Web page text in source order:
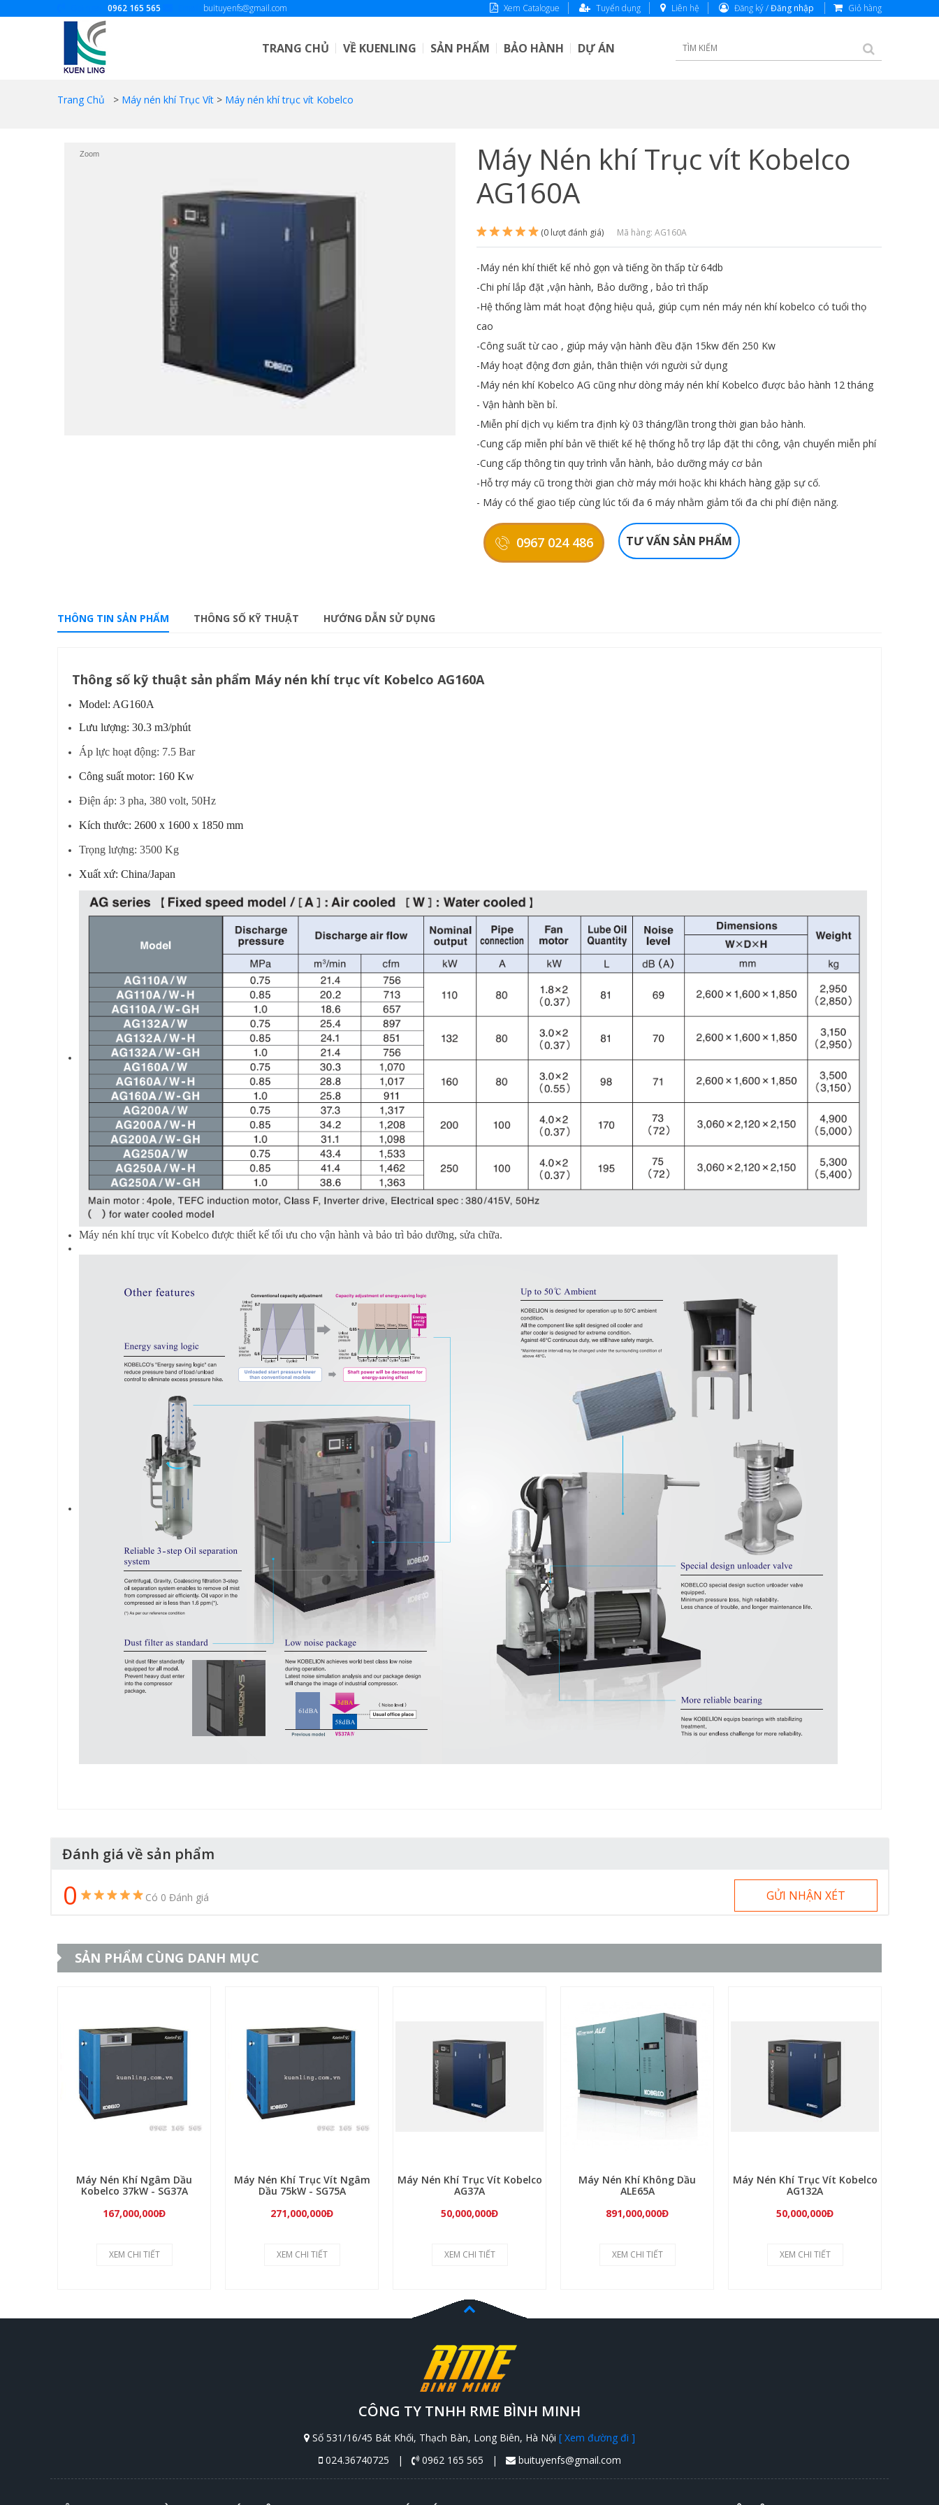
0962 165 565 buituyenfs@gmail.com Xem Catalogue Tuyển dụng Liên hệ Đăng ký /Đăng nhập Giỏ hàng
TRANG CHỦ VỀ KUENLING SẢN PHẨM BẢO HÀNH DỰ ÁN
Trang Chủ > Máy nén khí Trục Vít > Máy nén khí trục vít Kobelco
Zoom
Máy Nén khí Trục vít Kobelco
AG160A
(0 lượt đánh giá) Mã hàng: AG160A
-Máy nén khí thiết kế nhỏ gọn và tiếng ồn thấp từ 64db
-Chi phí lắp đặt ,vận hành, Bảo dưỡng , bảo trì thấp
-Hệ thống làm mát hoạt động hiệu quả, giúp cụm nén máy nén khí kobelco có tuổi thọ
cao
-Công suất từ cao , giúp máy vận hành đều đặn 15kw đến 250 Kw
-Máy hoạt động đơn giản, thân thiện với người sử dụng
-Máy nén khí Kobelco AG cũng như dòng máy nén khí Kobelco được bảo hành 12 tháng
- Vận hành bền bỉ.
-Miễn phí dịch vụ kiểm tra định kỳ 03 tháng/lần trong thời gian bảo hành.
-Cung cấp miễn phí bản vẽ thiết kế hệ thống hỗ trợ lắp đặt thi công, vận chuyển miễn phí
-Cung cấp thông tin quy trình vẫn hành, bảo dưỡng máy cơ bản
-Hỗ trợ máy cũ trong thời gian chờ máy mới hoặc khi khách hàng gặp sự cố.
- Máy có thể giao tiếp cùng lúc tối đa 6 máy nhằm giảm tối đa chi phí điện năng.
0967 024 486 TƯ VẤN SẢN PHẨM
THÔNG TIN SẢN PHẨM THÔNG SỐ KỸ THUẬT HƯỚNG DẪN SỬ DỤNG
Thông số kỹ thuật sản phẩm Máy nén khí trục vít Kobelco AG160A
Model: AG160A
Lưu lượng: 30.3 m3/phút
Áp lực hoạt động: 7.5 Bar
Công suất motor: 160 Kw
Điện áp: 3 pha, 380 volt, 50Hz
Kích thước: 2600 x 1600 x 1850 mm
Trọng lượng: 3500 Kg
Xuất xứ: China/Japan
Máy nén khí trục vít Kobelco được thiết kế tối ưu cho vận hành và bảo trì bảo dưỡng, sửa chữa.
Đánh giá về sản phẩm
0 Có 0 Đánh giá GỬI NHẬN XÉT
SẢN PHẨM CÙNG DANH MỤC
Máy Nén Khí Ngâm Dầu
Kobelco 37kW - SG37A
167,000,000Đ
XEM CHI TIẾT
Máy Nén Khí Trục Vít Ngâm
Dầu 75kW - SG75A
271,000,000Đ
XEM CHI TIẾT
Máy Nén Khí Trục Vít Kobelco
AG37A
50,000,000Đ
XEM CHI TIẾT
Máy Nén Khí Không Dầu
ALE65A
891,000,000Đ
XEM CHI TIẾT
Máy Nén Khí Trục Vít Kobelco
AG132A
50,000,000Đ
XEM CHI TIẾT
CÔNG TY TNHH RME BÌNH MINH
Số 531/16/45 Bát Khối, Thạch Bàn, Long Biên, Hà Nội [ Xem đường đi ]
024.36740725 |
0962 165 565 | buituyenfs@gmail.com